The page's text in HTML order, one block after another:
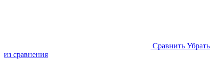
Cравнить Убрать
из сравнения